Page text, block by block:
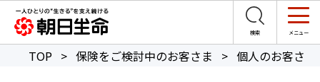
TOP > 保険をご検討中のお客さま > 個人のお客さま